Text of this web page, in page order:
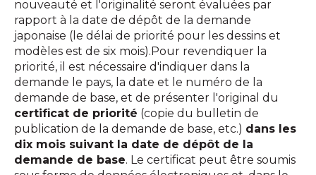
nouveauté et l'originalité seront évaluées par
rapport à la date de dépôt de la demande
japonaise (le délai de priorité pour les dessins et
modèles est de six mois).Pour revendiquer la
priorité, il est nécessaire d'indiquer dans la
demande le pays, la date et le numéro de la
demande de base, et de présenter l'original du
certificat de priorité (copie du bulletin de
publication de la demande de base, etc.) dans les
dix mois suivant la date de dépôt de la
demande de base. Le certificat peut être soumis